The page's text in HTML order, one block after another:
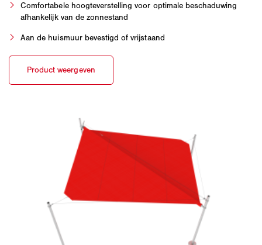
Comfortabele hoogteverstelling voor optimale beschaduwing
afhankelijk van de zonnestand
Aan de huismuur bevestigd of vrijstaand